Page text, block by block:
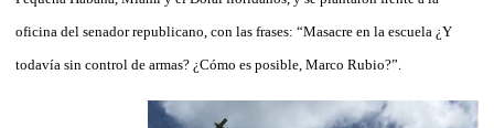
oficina del senador republicano, con las frases: “Masacre en la escuela ¿Y
todavía sin control de armas? ¿Cómo es posible, Marco Rubio?”.